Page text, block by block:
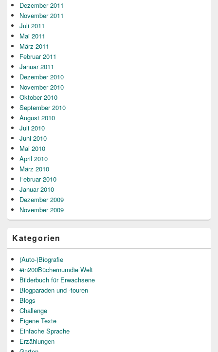
Dezember 2011
November 2011
Juli 2011
Mai 2011
März 2011
Februar 2011
Januar 2011
Dezember 2010
November 2010
Oktober 2010
September 2010
August 2010
Juli 2010
Juni 2010
Mai 2010
April 2010
März 2010
Februar 2010
Januar 2010
Dezember 2009
November 2009
Kategorien
(Auto-)Biografie
#in200Büchernumdie Welt
Bilderbuch für Erwachsene
Blogparaden und -touren
Blogs
Challenge
Eigene Texte
Einfache Sprache
Erzählungen